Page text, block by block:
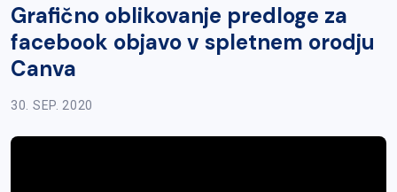
Grafično oblikovanje predloge za
facebook objavo v spletnem orodju
Canva
30. SEP. 2020